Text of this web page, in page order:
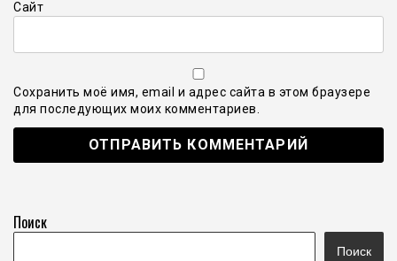
Сайт
Сохранить моё имя, email и адрес сайта в этом браузере
для последующих моих комментариев.
Поиск
Поиск